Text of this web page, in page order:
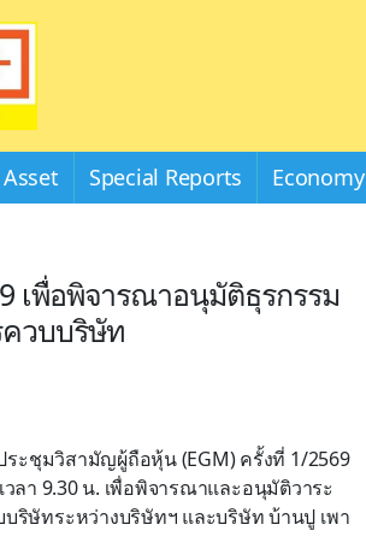
Special Reports Economy
เพื่อพิจารณาอนุมัติธุรกรรม
ควบบริษัท
ะชุมวิสามัญผู้ถือหุ้น (EGM) ครั้งที่ 1/2569
ลา 9.30 น. เพื่อพิจารณาและอนุมัติวาระ
ริษัทระหว่างบริษัทฯ และบริษัท บ้านปู เพา